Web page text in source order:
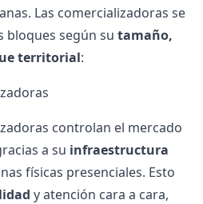
Las comercializadoras se
bloques según su tamaño,
territorial:
controlan el mercado
a su infraestructura
físicas presenciales. Esto
y atención cara a cara,